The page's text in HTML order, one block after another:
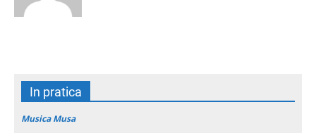
In pratica
Musica Musa